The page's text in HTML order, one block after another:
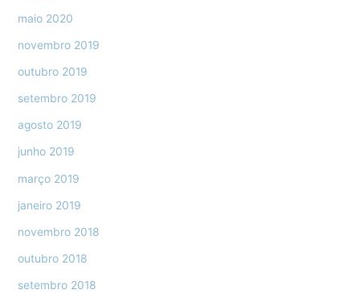
maio 2020
novembro 2019
outubro 2019
setembro 2019
agosto 2019
junho 2019
março 2019
janeiro 2019
novembro 2018
outubro 2018
setembro 2018